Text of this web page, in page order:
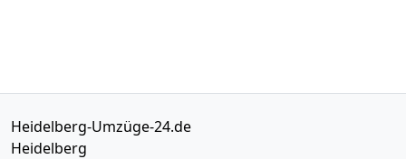
Heidelberg-Umzüge-24.de
Heidelberg